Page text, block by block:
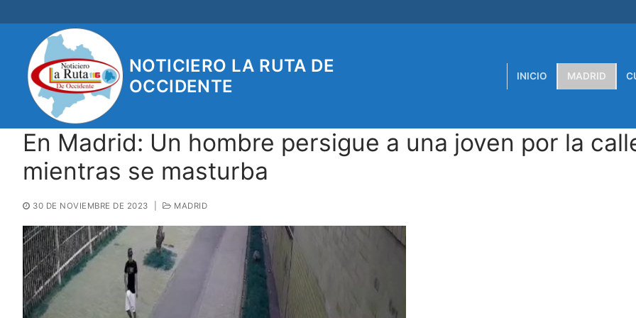
al
contenido
NOTICIERO LA RUTA DE
OCCIDENTE
INICIO MADRID
En Madrid: Un hombre persigue a una joven por la
mientras se masturba
30 DE NOVIEMBRE DE 2023 MADRID